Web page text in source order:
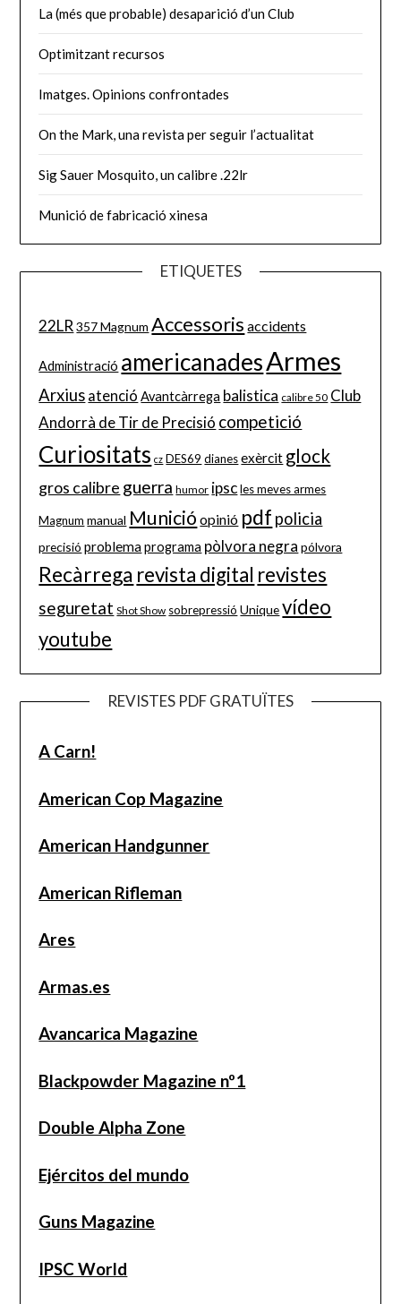
La (més que probable) desaparició d’un Club
Optimitzant recursos
Imatges. Opinions confrontades
On the Mark, una revista per seguir l’actualitat
Sig Sauer Mosquito, un calibre .22lr
Munició de fabricació xinesa
ETIQUETES
22LR 357 Magnum Accessoris accidents
Administració americanadesArmes
Arxius atenció Avantcàrrega balistica calibre 50 Club
Andorrà de Tir de Precisió competició
Curiositats cz DES69 dianes exèrcit glock
gros calibre guerra humor ipsc les meves armes
Magnum manual Munició opinió pdf policia
precisió problema programa pòlvora negra pólvora
Recàrrega revista digital revistes
seguretat Shot Show sobrepressió Unique vídeo
youtube
REVISTES PDF GRATUÏTES
A Carn!
American Cop Magazine
American Handgunner
American Rifleman
Ares
Armas.es
Avancarica Magazine
Blackpowder Magazine nº1
Double Alpha Zone
Ejércitos del mundo
Guns Magazine
IPSC World